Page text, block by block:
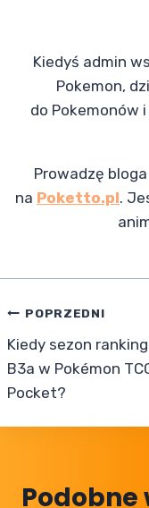
Kiedyś admin
Pokemon,
do Pokemonów
Prowadzę
na Poketto.pl.
Nawigacja
wpisu
POPRZEDNI
Kiedy sezon
B3a w Pokémon
Pocket?
Podobne